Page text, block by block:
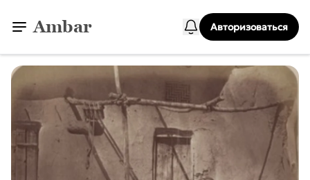
Ambar Авторизоваться